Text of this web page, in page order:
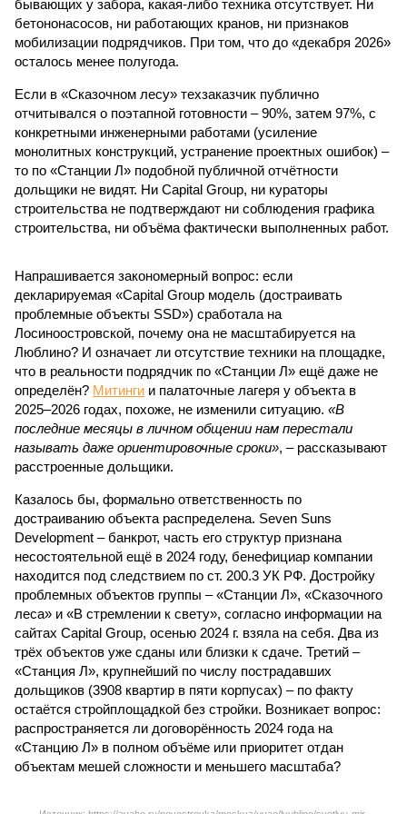
бывающих у забора, какая-либо техника отсутствует. Ни
бетононасосов, ни работающих кранов, ни признаков
мобилизации подрядчиков. При том, что до «декабря 2026»
осталось менее полугода.
Если в «Сказочном лесу» техзаказчик публично
отчитывался о поэтапной готовности – 90%, затем 97%, с
конкретными инженерными работами (усиление
монолитных конструкций, устранение проектных ошибок) –
то по «Станции Л» подобной публичной отчётности
дольщики не видят. Ни Capital Group, ни кураторы
строительства не подтверждают ни соблюдения графика
строительства, ни объёма фактически выполненных работ.
Напрашивается закономерный вопрос: если
декларируемая «Capital Group модель (достраивать
проблемные объекты SSD») сработала на
Лосиноостровской, почему она не масштабируется на
Люблино? И означает ли отсутствие техники на площадке,
что в реальности подрядчик по «Станции Л» ещё даже не
определён? Митинги и палаточные лагеря у объекта в
2025–2026 годах, похоже, не изменили ситуацию. «В
последние месяцы в личном общении нам перестали
называть даже ориентировочные сроки», – рассказывают
расстроенные дольщики.
Казалось бы, формально ответственность по
достраиванию объекта распределена. Seven Suns
Development – банкрот, часть его структур признана
несостоятельной ещё в 2024 году, бенефициар компании
находится под следствием по ст. 200.3 УК РФ. Достройку
проблемных объектов группы – «Станции Л», «Сказочного
леса» и «В стремлении к свету», согласно информации на
сайтах Capital Group, осенью 2024 г. взяла на себя. Два из
трёх объектов уже сданы или близки к сдаче. Третий –
«Станция Л», крупнейший по числу пострадавших
дольщиков (3908 квартир в пяти корпусах) – по факту
остаётся стройплощадкой без стройки. Возникает вопрос:
распространяется ли договорённость 2024 года на
«Станцию Л» в полном объёме или приоритет отдан
объектам мешей сложности и меньшего масштаба?